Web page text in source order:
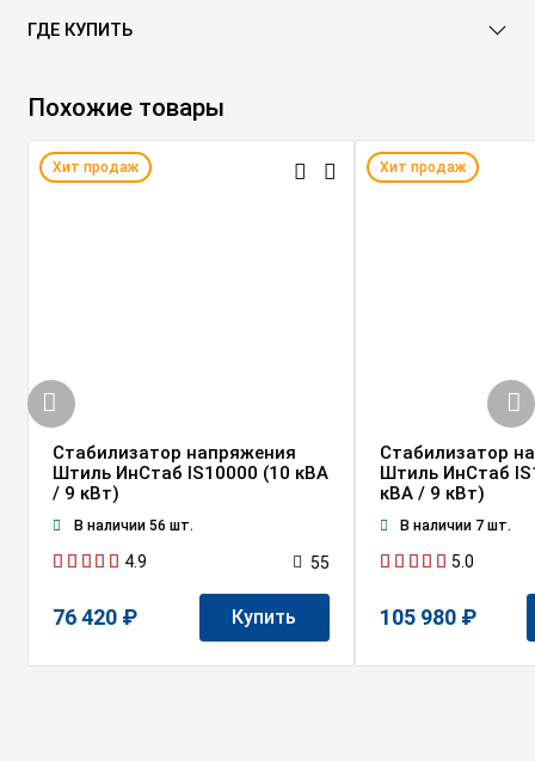
ГДЕ КУПИТЬ
Похожие товары
Хит продаж
Стабилизатор напряжения
Штиль ИнСтаб IS10000 (10 кВА
/ 9 кВт)
В наличии 56 шт.
4.9 55
76 420 ₽ Купить
Хит продаж
Стабилизатор
Штиль ИнСтаб
кВА / 9 кВт)
В наличии 7 шт.
5.0
105 980 ₽